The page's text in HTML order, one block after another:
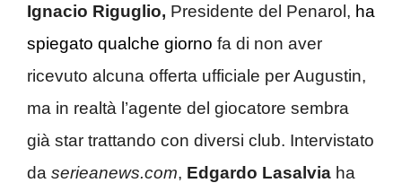
Ignacio Riguglio, Presidente del Penarol, ha
spiegato qualche giorno fa di non aver
ricevuto alcuna offerta ufficiale per Augustin,
ma in realtà l’agente del giocatore sembra
già star trattando con diversi club. Intervistato
da serieanews.com, Edgardo Lasalvia ha